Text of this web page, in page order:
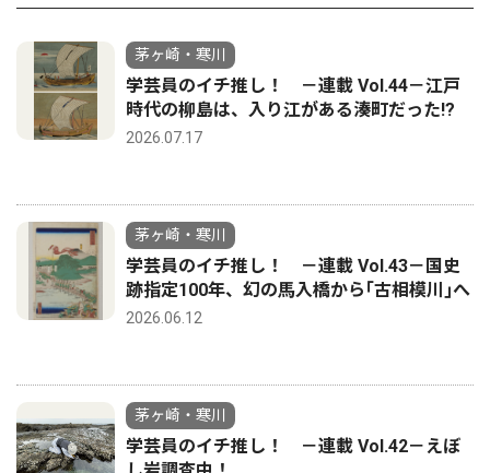
茅ヶ崎・寒川
学芸員のイチ推し！ －連載 Vol.44－江戸
時代の柳島は、入り江がある湊町だった!?
2026.07.17
茅ヶ崎・寒川
学芸員のイチ推し！ －連載 Vol.43－国史
跡指定100年、幻の馬入橋から｢古相模川｣へ
2026.06.12
茅ヶ崎・寒川
学芸員のイチ推し！ －連載 Vol.42－えぼ